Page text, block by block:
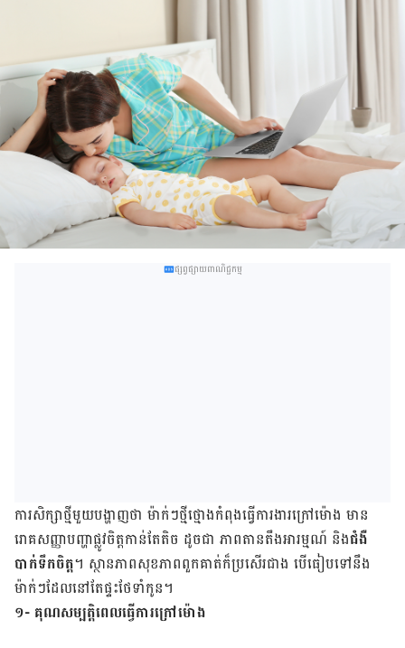
ផ្សព្វផ្សាយពាណិជ្ជកម្ម
ការ​សិក្សា​ថ្មី​មួយ​បង្ហាញ​ថា ម៉ាក់ៗ​ថ្មី​ថ្មោង​កំពុង​ធ្វើ​ការ​ងារ​ក្រៅ​ម៉ោង មាន​​
រោគ​សញ្ញា​បញ្ហា​ផ្លូវ​ចិត្ត​កាន់​តែ​តិច​ ដូច​ជា​ ភាព​តាន​តឹង​អារម្មណ៍​ និង​ជំងឺ​
បាក់ទឹក​ចិត្ត។ ស្ថាន​ភាព​សុខ​ភាព​ពួក​គាត់​ក៏​ប្រសើរ​ជាង បើ​ធៀប​ទៅ​នឹង​
ម៉ាក់ៗ​ដែល​នៅ​តែ​ផ្ទះ​ថែទាំ​កូន។
១- គុណ​សម្បត្តិ​ពេល​ធ្វើ​ការ​ក្រៅ​ម៉ោង